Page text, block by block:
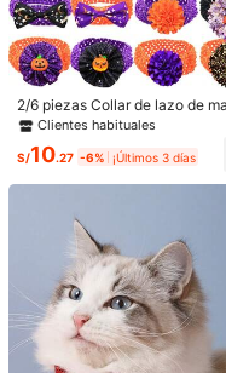
r***5
Greatproduct,very
b***k
可愛い
Detalles Del Producto
Material:
Poliéster
Composición:
100%
4.85 30
4.85 30
2/6 piezas Collar de lazo de
ta de punto elástico hueco para
negro, naranja y púrpura de
ejuelas de luna y calabaza,
llo, adecuado para perros y
equeños y grandes, se puede
para el arreglo de mascotas,
o, combinación de ropa,
n, disfraz de fiesta temática de
oween, Halloween, festival de
cha de otoño, Acción de
ccesorios de decoración para
a de cumpleaños de mascotas
Clientes habituales
S/10.27 -6% ¡Últimos 3 días